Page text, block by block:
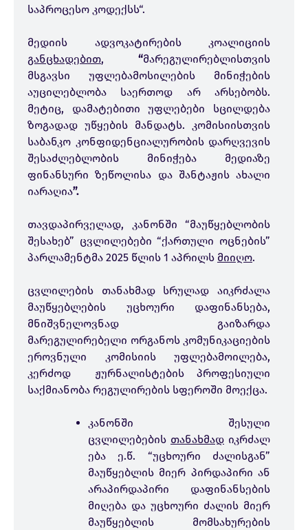
საპროცესო კოდექსს“.
მედიის ადვოკატირების კოალიციის
განცხადებით, “მარეგულირებლისთვის
მსგავსი უფლებამოსილების მინიჭების
აუცილებლობა საერთოდ არ არსებობს.
მეტიც, დამატებითი უფლებები სცილდება
ზოგადად უწყების მანდატს. კომისიისთვის
საბანკო კონფიდენციალურობის დარღვევის
შესაძლებლობის მინიჭება მედიაზე
ფინანსური ზეწოლისა და შანტაჟის ახალი
იარაღია”.
თავდაპირველად, კანონში “მაუწყებლობის
შესახებ” ცვლილებები “ქართული ოცნების”
პარლამენტმა 2025 წლის 1 აპრილს მიიღო.
ცვლილების თანახმად სრულად აიკრძალა
მაუწყებლების უცხოური დაფინანსება,
მნიშვნელოვნად გაიზარდა
მარეგულირებელი ორგანოს კომუნიკაციების
ეროვნული კომისიის უფლებამოილება,
კერძოდ ჟურნალისტების პროფესიული
საქმიანობა რეგულირების სფეროში მოექცა.
კანონში შესული
ცვლილებების თანახმად იკრძალ
ება ე.წ. “უცხოური ძალისგან”
მაუწყებლის მიერ პირდაპირი ან
არაპირდაპირი დაფინანსების
მიღება და უცხოური ძალის მიერ
მაუწყებლის მომსახურების